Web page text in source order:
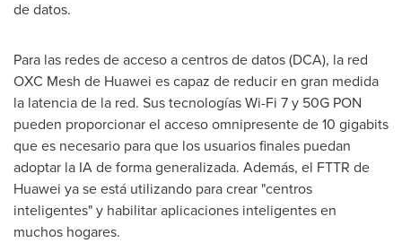
de datos.
Para las redes de acceso a centros de datos (DCA), la red
OXC Mesh de Huawei es capaz de reducir en gran medida
la latencia de la red. Sus tecnologías Wi-Fi 7 y 50G PON
pueden proporcionar el acceso omnipresente de 10 gigabits
que es necesario para que los usuarios finales puedan
adoptar la IA de forma generalizada. Además, el FTTR de
Huawei ya se está utilizando para crear "centros
inteligentes" y habilitar aplicaciones inteligentes en
muchos hogares.